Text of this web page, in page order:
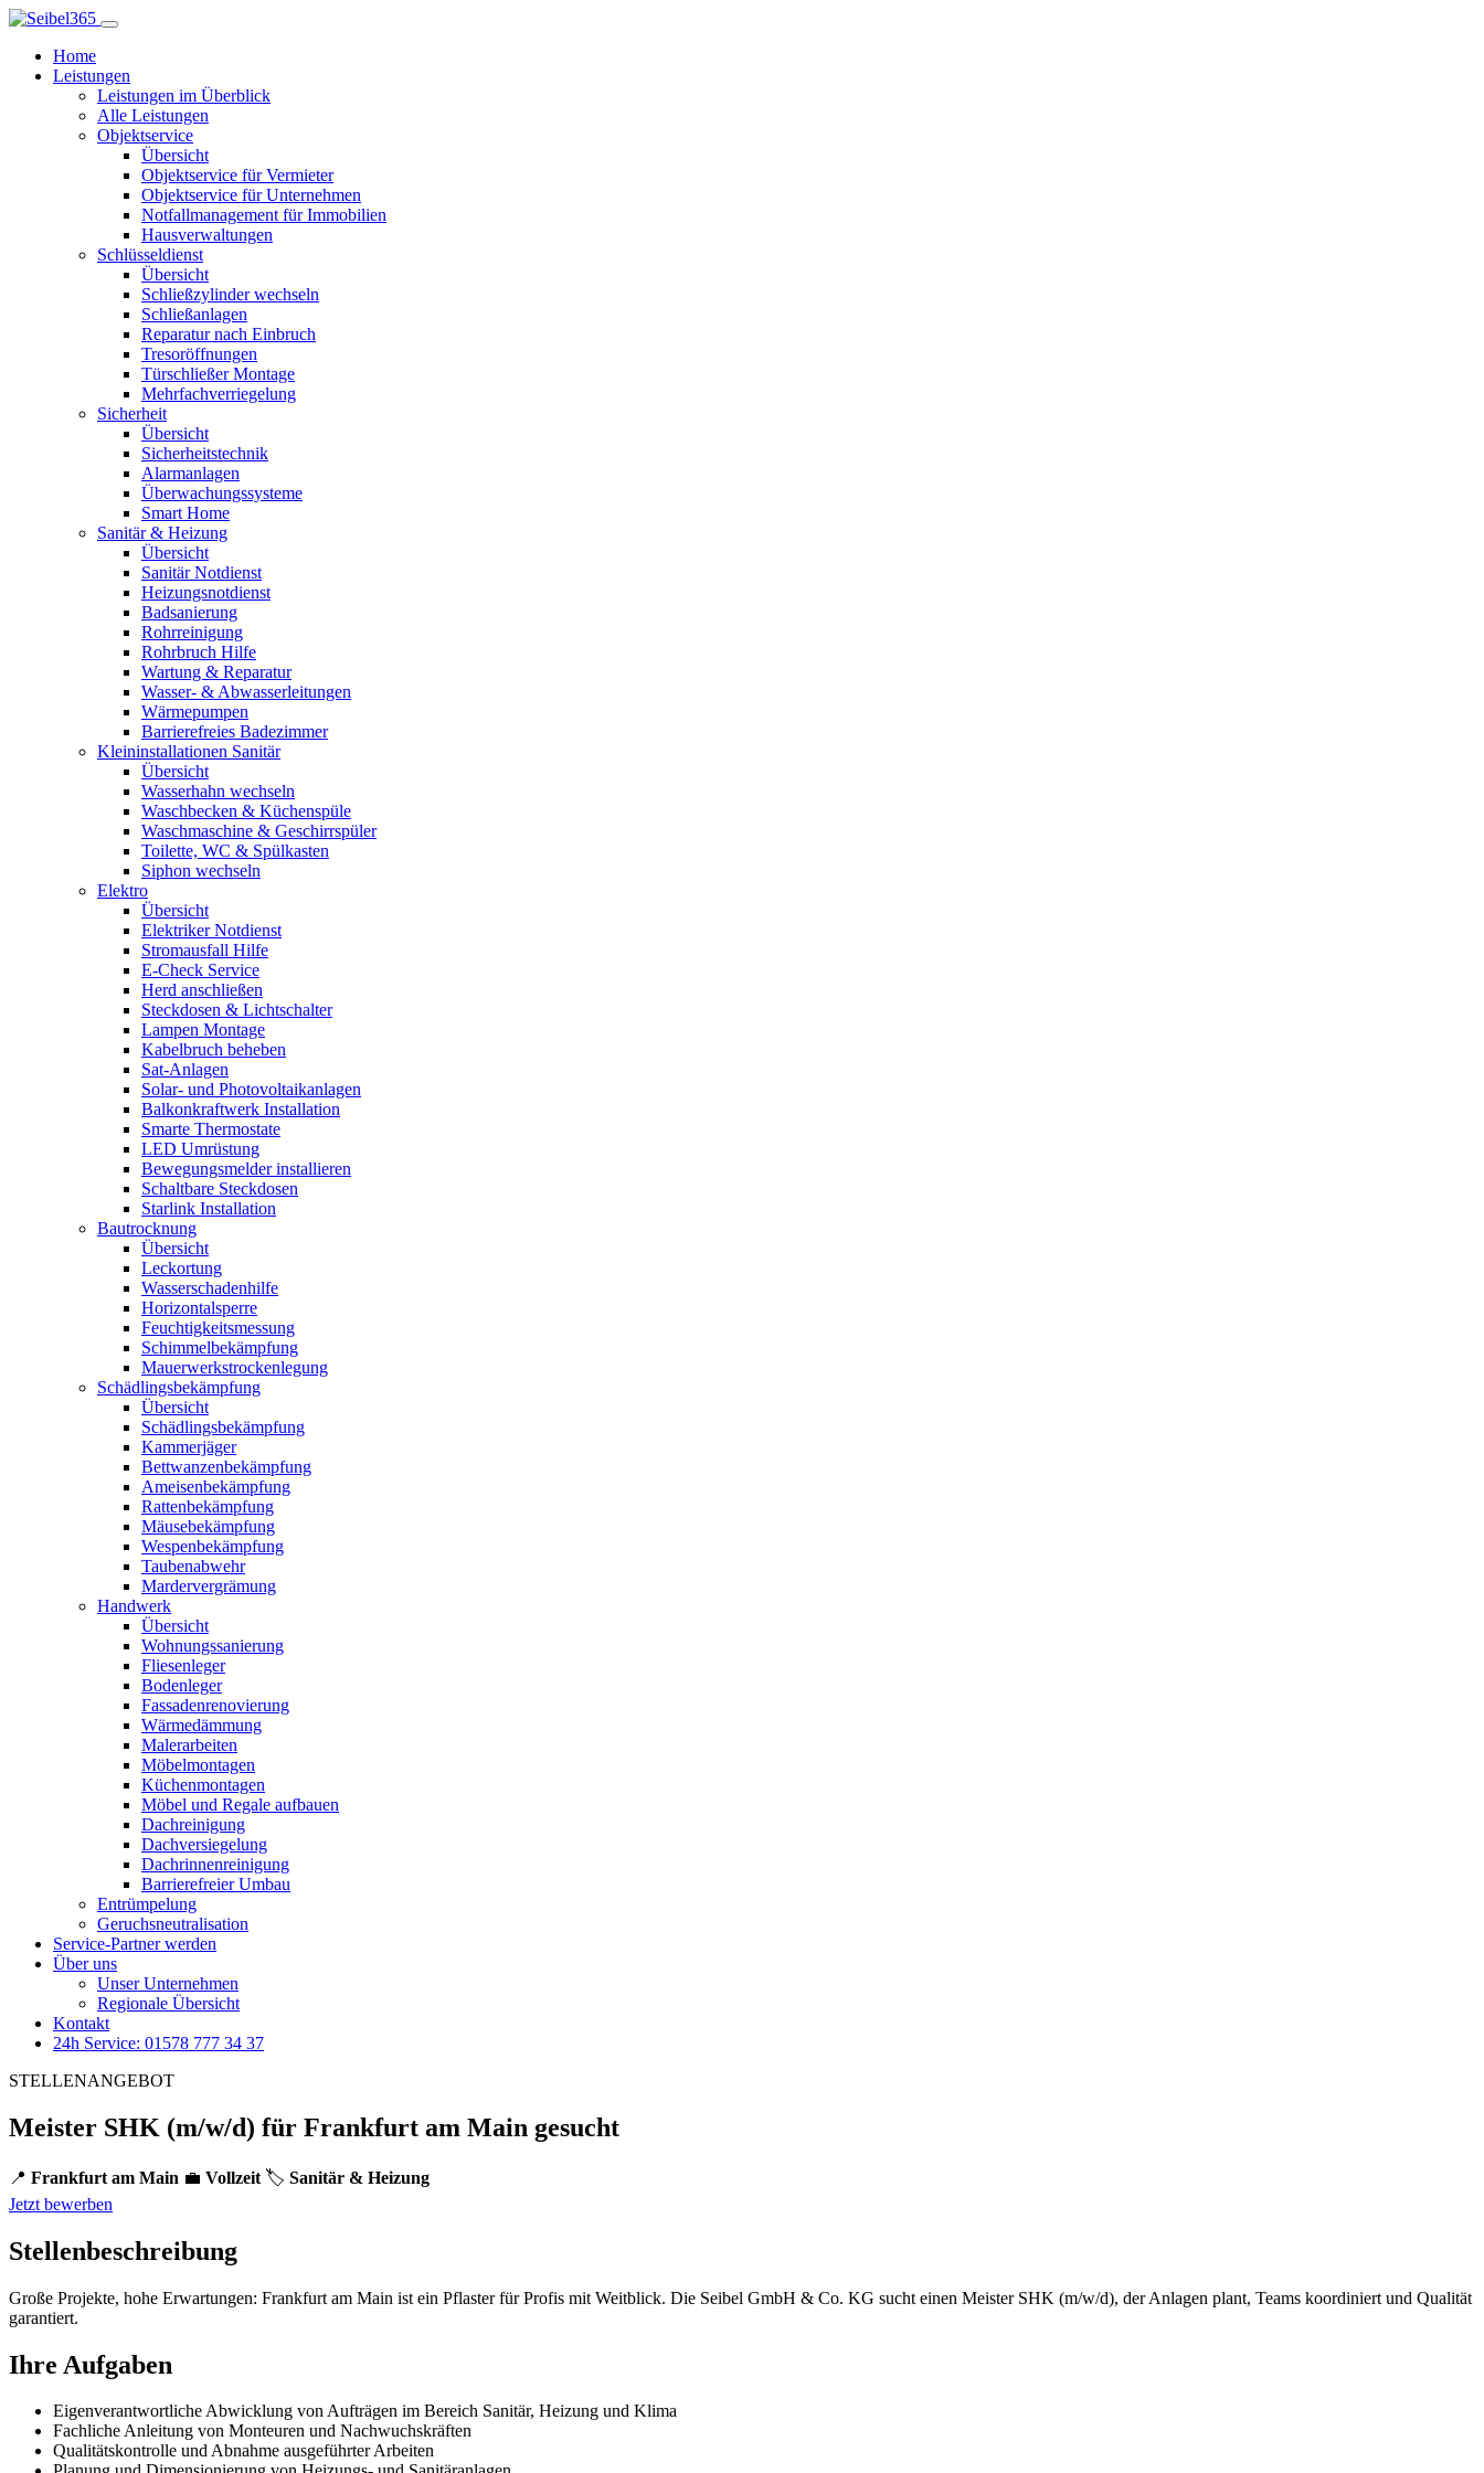
Home
Leistungen
Leistungen im Überblick
Alle Leistungen
Objektservice
Übersicht
Objektservice für Vermieter
Objektservice für Unternehmen
Notfallmanagement für Immobilien
Hausverwaltungen
Schlüsseldienst
Übersicht
Schließzylinder wechseln
Schließanlagen
Reparatur nach Einbruch
Tresoröffnungen
Türschließer Montage
Mehrfachverriegelung
Sicherheit
Übersicht
Sicherheitstechnik
Alarmanlagen
Überwachungssysteme
Smart Home
Sanitär & Heizung
Übersicht
Sanitär Notdienst
Heizungsnotdienst
Badsanierung
Rohrreinigung
Rohrbruch Hilfe
Wartung & Reparatur
Wasser- & Abwasserleitungen
Wärmepumpen
Barrierefreies Badezimmer
Kleininstallationen Sanitär
Übersicht
Wasserhahn wechseln
Waschbecken & Küchenspüle
Waschmaschine & Geschirrspüler
Toilette, WC & Spülkasten
Siphon wechseln
Elektro
Übersicht
Elektriker Notdienst
Stromausfall Hilfe
E-Check Service
Herd anschließen
Steckdosen & Lichtschalter
Lampen Montage
Kabelbruch beheben
Sat-Anlagen
Solar- und Photovoltaikanlagen
Balkonkraftwerk Installation
Smarte Thermostate
LED Umrüstung
Bewegungsmelder installieren
Schaltbare Steckdosen
Starlink Installation
Bautrocknung
Übersicht
Leckortung
Wasserschadenhilfe
Horizontalsperre
Feuchtigkeitsmessung
Schimmelbekämpfung
Mauerwerkstrockenlegung
Schädlingsbekämpfung
Übersicht
Schädlingsbekämpfung
Kammerjäger
Bettwanzenbekämpfung
Ameisenbekämpfung
Rattenbekämpfung
Mäusebekämpfung
Wespenbekämpfung
Taubenabwehr
Mardervergrämung
Handwerk
Übersicht
Wohnungssanierung
Fliesenleger
Bodenleger
Fassadenrenovierung
Wärmedämmung
Malerarbeiten
Möbelmontagen
Küchenmontagen
Möbel und Regale aufbauen
Dachreinigung
Dachversiegelung
Dachrinnenreinigung
Barrierefreier Umbau
Entrümpelung
Geruchsneutralisation
Service-Partner werden
Über uns
Unser Unternehmen
Regionale Übersicht
Kontakt
24h Service: 01578 777 34 37
STELLENANGEBOT
Meister SHK (m/w/d) für Frankfurt am Main gesucht
📍 Frankfurt am Main 💼 Vollzeit 🏷️ Sanitär & Heizung
Jetzt bewerben
Stellenbeschreibung
Große Projekte, hohe Erwartungen: Frankfurt am Main ist ein Pflaster für Profis mit Weitblick. Die Seibel GmbH & Co. KG sucht einen Meister SHK (m/w/d), der Anlagen plant, Teams koordiniert und Qualität
garantiert.
Ihre Aufgaben
Eigenverantwortliche Abwicklung von Aufträgen im Bereich Sanitär, Heizung und Klima
Fachliche Anleitung von Monteuren und Nachwuchskräften
Qualitätskontrolle und Abnahme ausgeführter Arbeiten